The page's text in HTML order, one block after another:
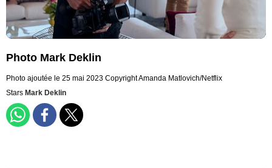
Photo Mark Deklin
Photo ajoutée le 25 mai 2023 Copyright Amanda Matlovich/Netflix
Stars Mark Deklin